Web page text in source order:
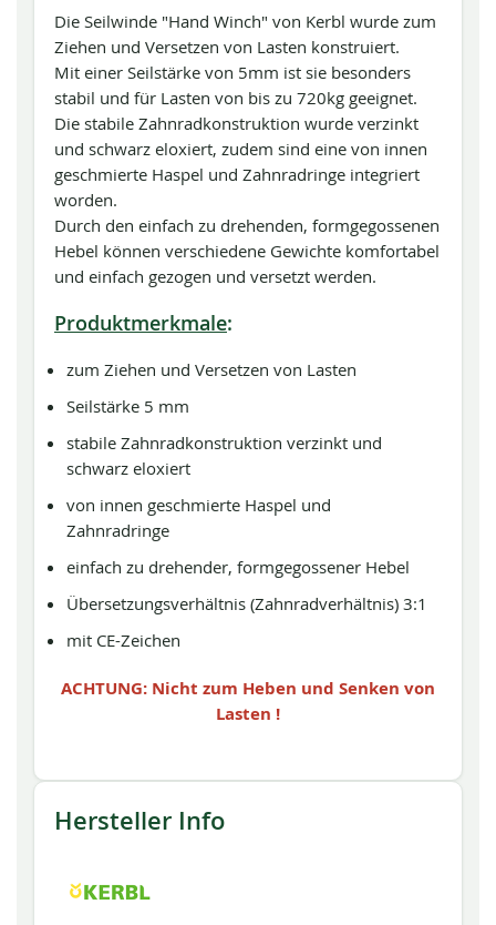
Die Seilwinde "Hand Winch" von Kerbl wurde zum
Ziehen und Versetzen von Lasten konstruiert.
Mit einer Seilstärke von 5mm ist sie besonders
stabil und für Lasten von bis zu 720kg geeignet.
Die stabile Zahnradkonstruktion wurde verzinkt
und schwarz eloxiert, zudem sind eine von innen
geschmierte Haspel und Zahnradringe integriert
worden.
Durch den einfach zu drehenden, formgegossenen
Hebel können verschiedene Gewichte komfortabel
und einfach gezogen und versetzt werden.
Produktmerkmale:
zum Ziehen und Versetzen von Lasten
Seilstärke 5 mm
stabile Zahnradkonstruktion verzinkt und
schwarz eloxiert
von innen geschmierte Haspel und
Zahnradringe
einfach zu drehender, formgegossener Hebel
Übersetzungsverhältnis (Zahnradverhältnis) 3:1
mit CE-Zeichen
ACHTUNG: Nicht zum Heben und Senken von
Lasten !
Hersteller Info